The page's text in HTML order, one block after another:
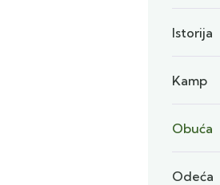
Istorija
Kamp
Obuća
Odeća